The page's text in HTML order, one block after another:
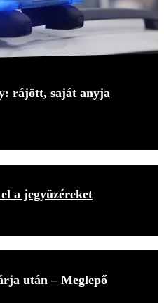
rájött, saját anyja
a jegyüzéreket
után – Meglepő